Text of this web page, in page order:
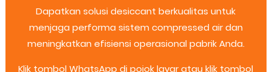
Dapatkan solusi desiccant berkualitas untuk
menjaga performa sistem compressed air dan
meningkatkan efisiensi operasional pabrik Anda.
Klik tombol WhatsApp di pojok layar atau klik tombol